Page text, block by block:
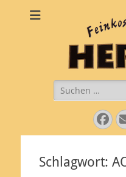
Feinkost aus Coesfeld
Suche
nach:
Schlagwort: